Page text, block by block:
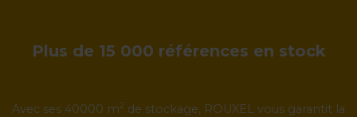
Plus de 15 000 références en stock
Avec ses 40000 m2 de stockage, ROUXEL vous garantit la